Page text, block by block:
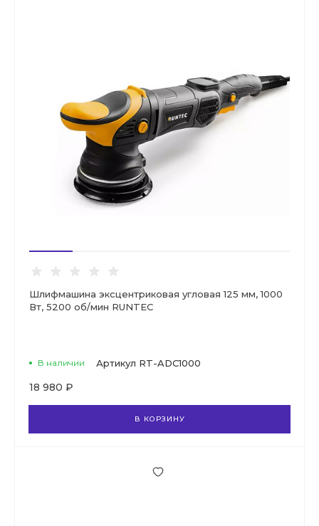
Шлифмашина эксцентриковая угловая 125 мм, 1000
Вт, 5200 об/мин RUNTEC
В наличии Артикул RT-ADC1000
18 980 ₽
В КОРЗИНУ